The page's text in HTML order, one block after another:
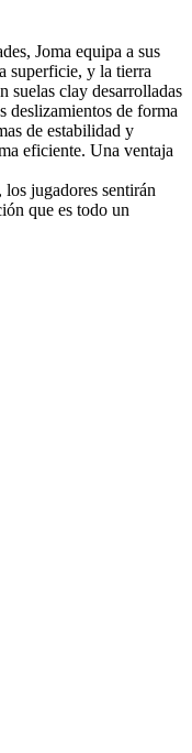
Joma equipa a sus
superficie, y la tierra
suelas clay desarrolladas
deslizamientos de forma
de estabilidad y
eficiente. Una ventaja
jugadores sentirán
que es todo un